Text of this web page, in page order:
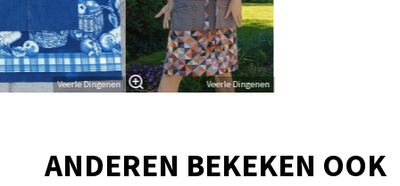
Veerle Dingenen Veerle Dingenen
ANDEREN BEKEKEN OOK